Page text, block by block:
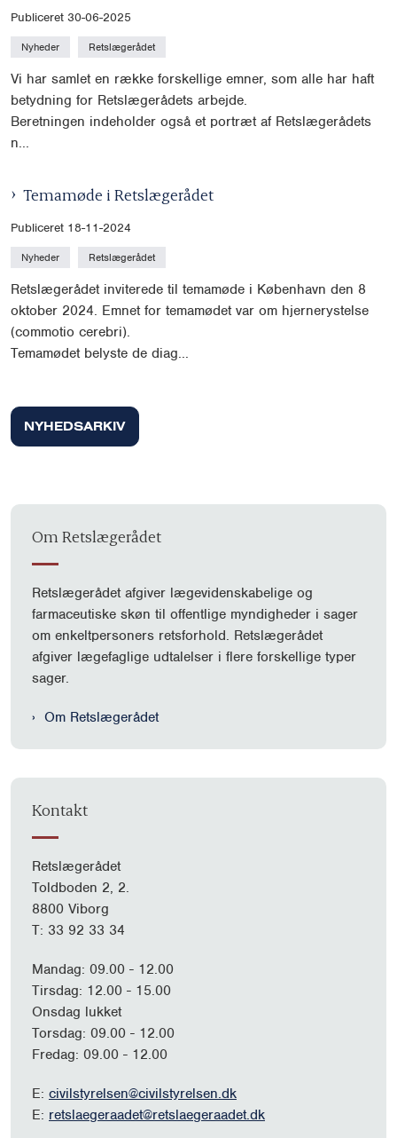
Publiceret 30-06-2025
Nyheder Retslægerådet
Vi har samlet en række forskellige emner, som alle har haft
betydning for Retslægerådets arbejde.
Beretningen indeholder også et portræt af Retslægerådets
n...
Temamøde i Retslægerådet
Publiceret 18-11-2024
Nyheder Retslægerådet
Retslægerådet inviterede til temamøde i København den 8
oktober 2024. Emnet for temamødet var om hjernerystelse
(commotio cerebri).
Temamødet belyste de diag...
NYHEDSARKIV
Om Retslægerådet
Retslægerådet afgiver lægevidenskabelige og
farmaceutiske skøn til offentlige myndigheder i sager
om enkeltpersoners retsforhold. Retslægerådet
afgiver lægefaglige udtalelser i flere forskellige typer
sager.
Om Retslægerådet
Kontakt
Retslægerådet
Toldboden 2, 2.
8800 Viborg
T: 33 92 33 34
Mandag: 09.00 - 12.00
Tirsdag: 12.00 - 15.00
Onsdag lukket
Torsdag: 09.00 - 12.00
Fredag: 09.00 - 12.00
E: civilstyrelsen@civilstyrelsen.dk
E: retslaegeraadet@retslaegeraadet.dk